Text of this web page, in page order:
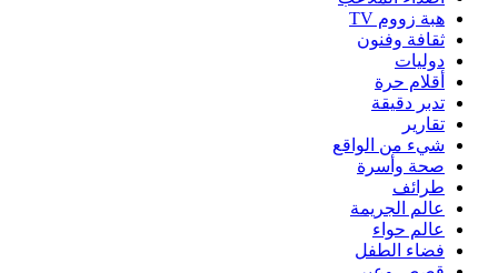
هبة زووم TV
ثقافة وفنون
دوليات
أقلام حرة
تدبر دقيقة
تقارير
شيء من الواقع
صحة وأسرة
طرائف
عالم الجريمة
عالم حواء
فضاء الطفل